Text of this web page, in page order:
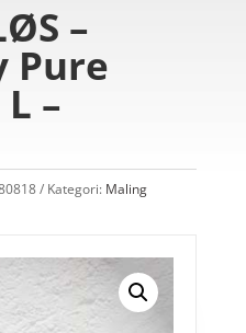
–
Pure
–
Kategori: Maling